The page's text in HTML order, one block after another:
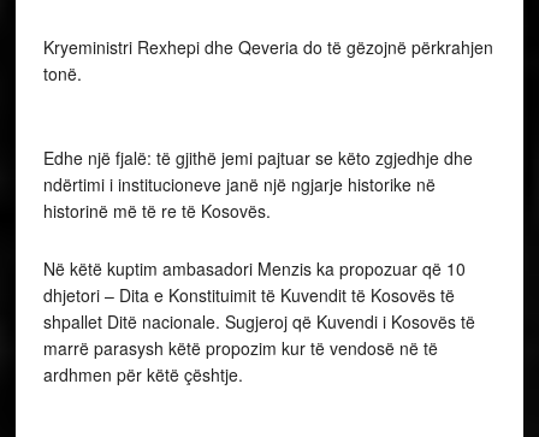
Kryeministri Rexhepi dhe Qeveria do të gëzojnë përkrahjen
tonë.
Edhe një fjalë: të gjithë jemi pajtuar se këto zgjedhje dhe
ndërtimi i institucioneve janë një ngjarje historike në
historinë më të re të Kosovës.
Në këtë kuptim ambasadori Menzis ka propozuar që 10
dhjetori – Dita e Konstituimit të Kuvendit të Kosovës të
shpallet Ditë nacionale. Sugjeroj që Kuvendi i Kosovës të
marrë parasysh këtë propozim kur të vendosë në të
ardhmen për këtë çështje.